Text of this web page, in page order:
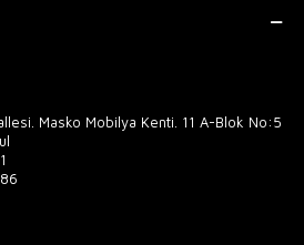
Masko Mobilya Kenti. 11 A-Blok No:5